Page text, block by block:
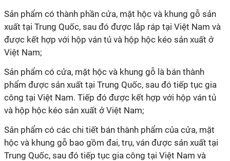
Sản phẩm có thành phần cửa, mặt hộc và khung gỗ sản
xuất tại Trung Quốc, sau đó được lắp ráp tại Việt Nam và
được kết hợp với hộp ván tủ và hộp hộc kéo sản xuất ở
Việt Nam;
Sản phẩm có cửa, mặt hộc và khung gỗ là bán thành
phẩm được sản xuất tại Trung Quốc, sau đó tiếp tục gia
công tại Việt Nam. Tiếp đó được kết hợp với hộp ván tủ
và hộp hộc kéo sản xuất ở Việt Nam;
Sản phẩm có các chi tiết bán thành phẩm của cửa, mặt
hộc và khung gỗ bao gồm đai, trụ, ván được sản xuất tại
Trung Quốc, sau đó tiếp tục gia công tại Việt Nam và